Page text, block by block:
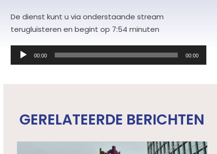
De dienst kunt u via onderstaande stream
terugluisteren en begint op 7:54 minuten
Audiospeler
00:00 00:00
GERELATEERDE BERICHTEN